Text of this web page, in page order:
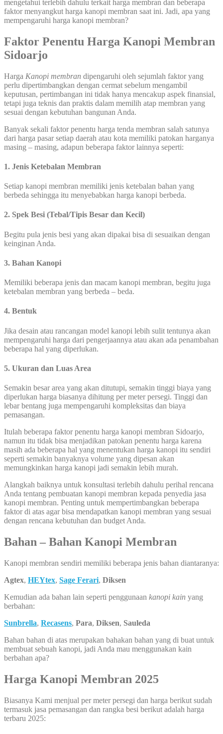
mengetahui terlebih dahulu terkait harga membran dan beberapa
faktor menyangkut harga kanopi membran saat ini. Jadi, apa yang
mempengaruhi harga kanopi membran?
Faktor Penentu Harga Kanopi Membran
Sidoarjo
Harga Kanopi membran dipengaruhi oleh sejumlah faktor yang
perlu dipertimbangkan dengan cermat sebelum mengambil
keputusan, pertimbangan ini tidak hanya mencakup aspek finansial,
tetapi juga teknis dan praktis dalam memilih atap membran yang
sesuai dengan kebutuhan bangunan Anda.
Banyak sekali faktor penentu harga tenda membran salah satunya
dari harga pasar setiap daerah atau kota memiliki patokan harganya
masing – masing, adapun beberapa faktor lainnya seperti:
1. Jenis Ketebalan Membran
Setiap kanopi membran memiliki jenis ketebalan bahan yang
berbeda sehingga itu menyebabkan harga kanopi berbeda.
2. Spek Besi (Tebal/Tipis Besar dan Kecil)
Begitu pula jenis besi yang akan dipakai bisa di sesuaikan dengan
keinginan Anda.
3. Bahan Kanopi
Memiliki beberapa jenis dan macam kanopi membran, begitu juga
ketebalan membran yang berbeda – beda.
4. Bentuk
Jika desain atau rancangan model kanopi lebih sulit tentunya akan
mempengaruhi harga dari pengerjaannya atau akan ada penambahan
beberapa hal yang diperlukan.
5. Ukuran dan Luas Area
Semakin besar area yang akan ditutupi, semakin tinggi biaya yang
diperlukan harga biasanya dihitung per meter persegi. Tinggi dan
lebar bentang juga mempengaruhi kompleksitas dan biaya
pemasangan.
Itulah beberapa faktor penentu harga kanopi membran Sidoarjo,
namun itu tidak bisa menjadikan patokan penentu harga karena
masih ada beberapa hal yang menentukan harga kanopi itu sendiri
seperti semakin banyaknya volume yang dipesan akan
memungkinkan harga kanopi jadi semakin lebih murah.
Alangkah baiknya untuk konsultasi terlebih dahulu perihal rencana
Anda tentang pembuatan kanopi membran kepada penyedia jasa
kanopi membran. Penting untuk mempertimbangkan beberapa
faktor di atas agar bisa mendapatkan kanopi membran yang sesuai
dengan rencana kebutuhan dan budget Anda.
Bahan – Bahan Kanopi Membran
Kanopi membran sendiri memiliki beberapa jenis bahan diantaranya:
Agtex, HEYtex, Sage Ferari, Diksen
Kemudian ada bahan lain seperti penggunaan kanopi kain yang
berbahan:
Sunbrella, Recasens, Para, Diksen, Sauleda
Bahan bahan di atas merupakan bahakan bahan yang di buat untuk
membuat sebuah kanopi, jadi Anda mau menggunakan kain
berbahan apa?
Harga Kanopi Membran 2025
Biasanya Kami menjual per meter persegi dan harga berikut sudah
termasuk jasa pemasangan dan rangka besi berikut adalah harga
terbaru 2025: